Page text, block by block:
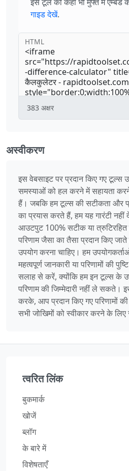
इस टूल को कहीं भी मुफ्त में एम्बेड
गाइड देखें.
HTML
383 अक्षर
अस्वीकरण
इस वेबसाइट पर प्रदान किए गए टूल्स
समस्याओं को हल करने में सहायता
हैं। जबकि हम टूल्स की सटीकता और
का प्रयास करते हैं, हम यह गारंटी
आउटपुट 100% सटीक या त्रुटिरहित
परिणाम जैसा का तैसा प्रदान किए
उपयोग करना चाहिए। हम
महत्वपूर्ण जानकारी या परिणामों की
सलाह से करें, क्योंकि हम इन टूल्स के
परिणाम की जिम्मेदारी नहीं ले सकते।
करके, आप प्रदान किए गए परिणामों
सभी जोखिमों को स्वीकार करने के
त्वरित लिंक
बुकमार्क
खोजें
ब्लॉग
के बारे में
विशेषताएँ